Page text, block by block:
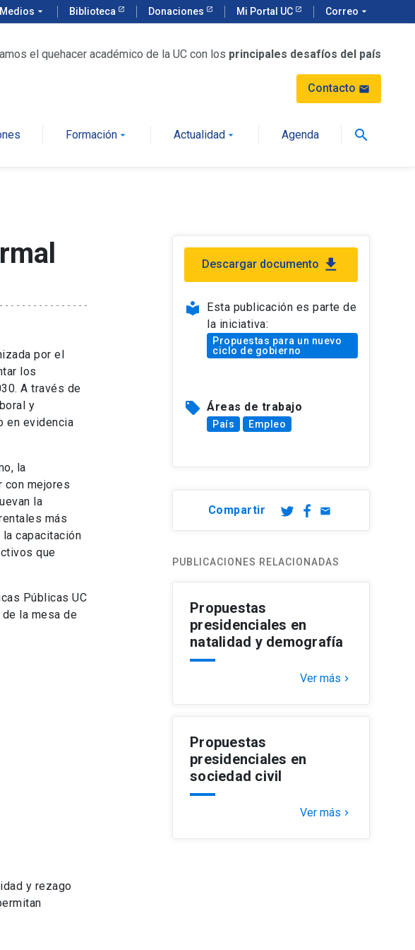
Medios arrow_drop_down Biblioteca Donaciones Mi Portal UC Correo arrow_drop_down
el quehacer académico de la UC con los principales desafíos del país
Contacto mail
Formaciónarrow_drop_down Actualidad arrow_drop_down Agenda search
por el
los
A través de
y
en evidencia
la
con mejores
la
más
capacitación
que
Públicas UC
la mesa de
y rezago
Descargar documento file_download
local_library
Esta publicación es parte de
la iniciativa:
Propuestas para un nuevo
ciclo de gobierno
local_offer Áreas de trabajo
País Empleo
Compartir email
PUBLICACIONES RELACIONADAS
Propuestas
presidenciales en
natalidad y demografía
Ver más keyboard_arrow_right
Propuestas
presidenciales en
sociedad civil
Ver más keyboard_arrow_right